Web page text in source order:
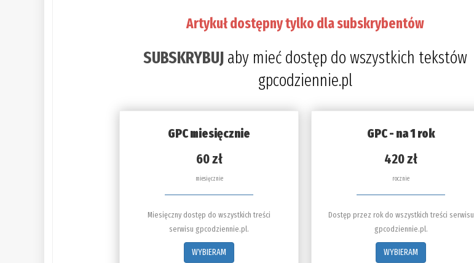
Artykuł dostępny tylko dla subskrybentów
SUBSKRYBUJaby mieć dostęp do wszystkich tekstów
gpcodziennie.pl
GPC miesięcznie
60 zł
miesięcznie
Miesięczny dostęp do wszystkich treści
serwisu gpcodziennie.pl.
WYBIERAM
GPC - na 1 rok
420 zł
rocznie
Dostęp przez rok do wszystkich treści serwisu
gpcodziennie.pl.
WYBIERAM